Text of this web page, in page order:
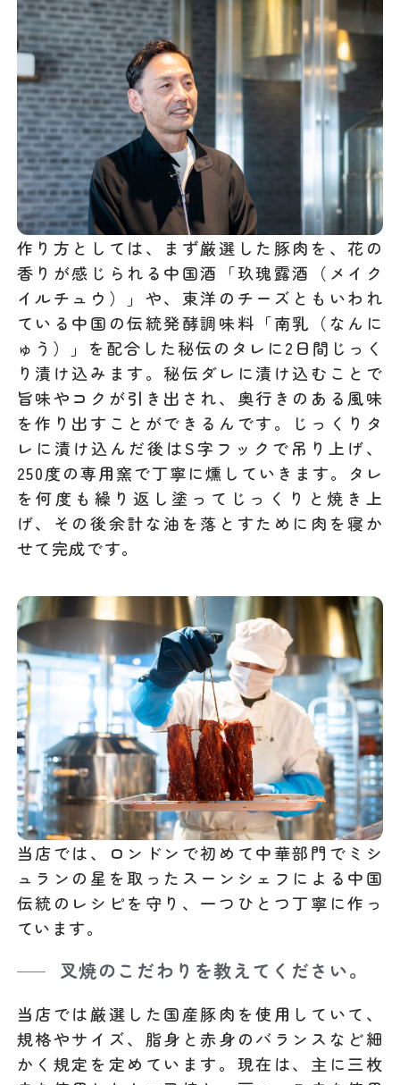
作り方としては、まず厳選した豚肉を、花の
香りが感じられる中国酒「玖瑰露酒（メイク
イルチュウ）」や、東洋のチーズともいわれ
ている中国の伝統発酵調味料「南乳（なんに
ゅう）」を配合した秘伝のタレに2日間じっく
り漬け込みます。秘伝ダレに漬け込むことで
旨味やコクが引き出され、奥行きのある風味
を作り出すことができるんです。じっくりタ
レに漬け込んだ後はS字フックで吊り上げ、
250度の専用窯で丁寧に燻していきます。タレ
を何度も繰り返し塗ってじっくりと焼き上
げ、その後余計な油を落とすために肉を寝か
せて完成です。
当店では、ロンドンで初めて中華部門でミシ
ュランの星を取ったスーンシェフによる中国
伝統のレシピを守り、一つひとつ丁寧に作っ
ています。
叉焼のこだわりを教えてください。
当店では厳選した国産豚肉を使用していて、
規格やサイズ、脂身と赤身のバランスなど細
かく規定を定めています。現在は、主に三枚